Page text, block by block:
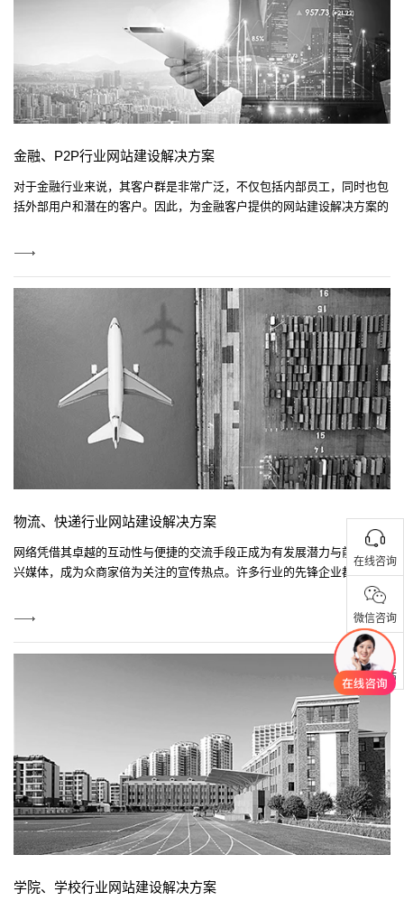
金融、P2P行业网站建设解决方案
对于金融行业来说，其客户群是非常广泛，不仅包括内部员工，同时也包
括外部用户和潜在的客户。因此，为金融客户提供的网站建设解决方案的
View
More
物流、快递行业网站建设解决方案
网络凭借其卓越的互动性与便捷的交流手段正成为有发展潜力与前途的新
兴媒体，成为众商家倍为关注的宣传热点。许多行业的先锋企业都已经采
用互联网技术，为客户、合作伙伴在网上提供信息服务，并且借助互联
View
More
学院、学校行业网站建设解决方案
在线咨询
微信咨询
联系电话